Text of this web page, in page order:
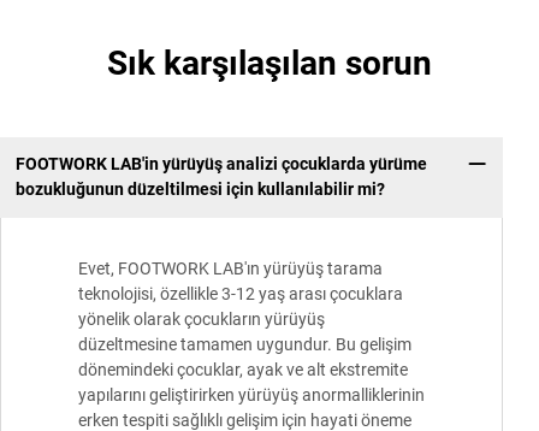
Sık karşılaşılan sorun
FOOTWORK LAB'in yürüyüş analizi çocuklarda yürüme
bozukluğunun düzeltilmesi için kullanılabilir mi?
Evet, FOOTWORK LAB'ın yürüyüş tarama
teknolojisi, özellikle 3-12 yaş arası çocuklara
yönelik olarak çocukların yürüyüş
düzeltmesine tamamen uygundur. Bu gelişim
dönemindeki çocuklar, ayak ve alt ekstremite
yapılarını geliştirirken yürüyüş anormalliklerinin
erken tespiti sağlıklı gelişim için hayati öneme